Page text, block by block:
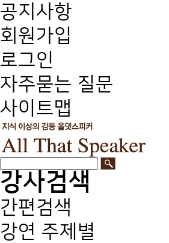
공지사항
회원가입
로그인
자주묻는 질문
사이트맵
강사검색
간편검색
강연 주제별